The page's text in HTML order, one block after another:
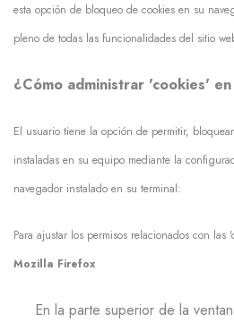
esta opción de bloqueo de cookies en su
pleno de todas las funcionalidades del sitio
¿Cómo administrar 'cookies'
El usuario tiene la opción de permitir,
instaladas en su equipo mediante la
navegador instalado en su terminal:
Para ajustar los permisos relacionados con las
Mozilla Firefox
En la parte superior de la